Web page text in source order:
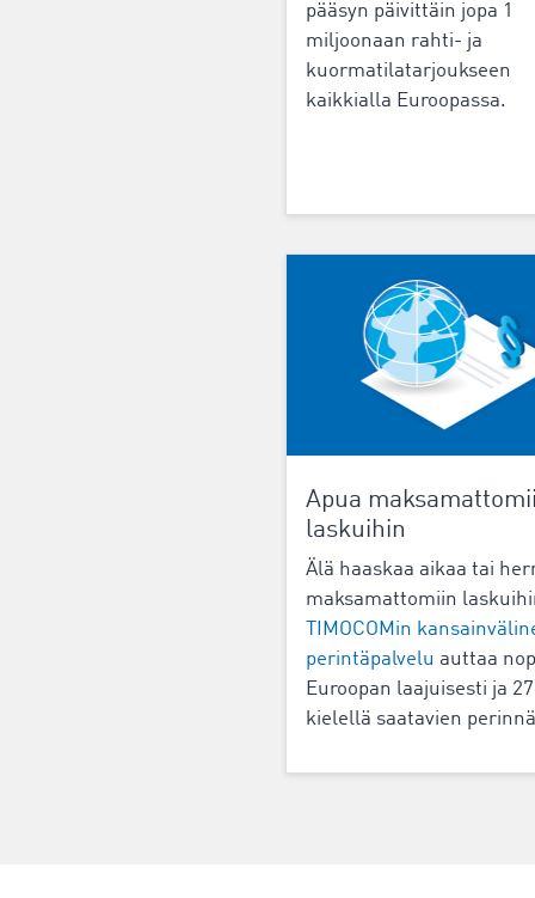
pääsyn päivittäin jopa 1
miljoonaan rahti- ja
kuormatilatarjoukseen
kaikkialla Euroopassa.
Apua
laskuihin
Älä haaskaa aikaa tai
maksamattomiin
TIMOCOMin
perintäpalvelu auttaa
Euroopan laajuisesti ja 27
kielellä saatavien